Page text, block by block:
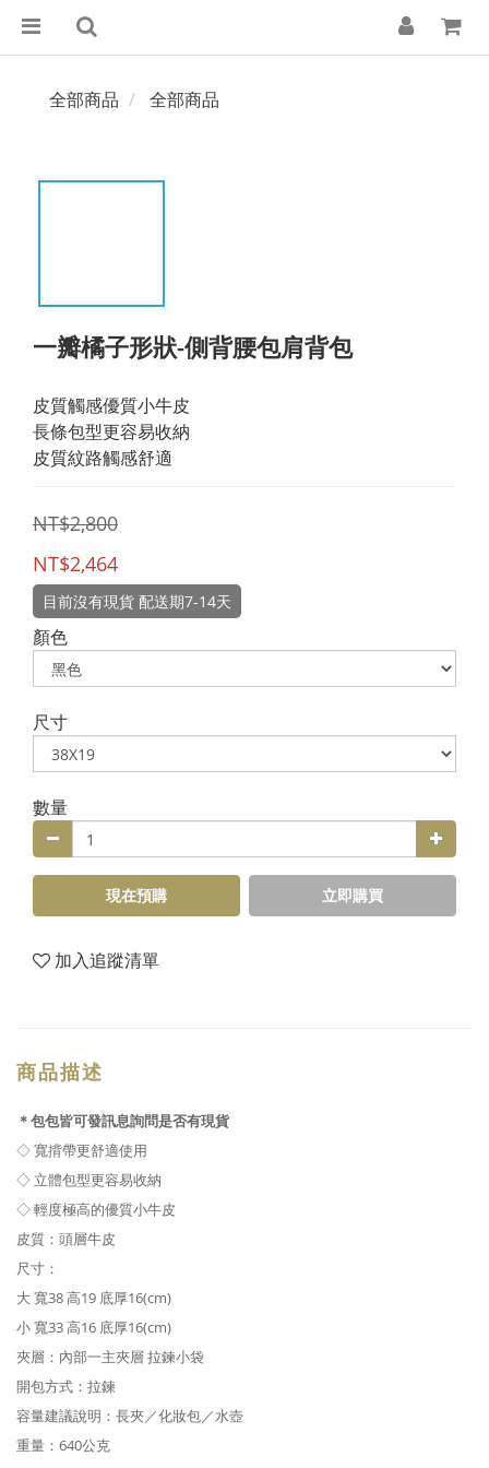
全部商品 全部商品
一瓣橘子形狀-側背腰包肩背包
皮質觸感優質小牛皮
長條包型更容易收納
皮質紋路觸感舒適
NT$2,800
NT$2,464
目前沒有現貨 配送期7-14天
顏色
尺寸
數量
現在預購 立即購買
加入追蹤清單
商品描述
＊包包皆可發訊息詢問是否有現貨
◇ 寬揹帶更舒適使用
◇ 立體包型更容易收納
◇ 輕度極高的優質小牛皮
皮質：頭層牛皮
尺寸 ：
大寬38 高19 底厚16(cm)
小 寬33 高16 底厚16(cm)
夾層：內部一主夾層 拉鍊小袋
開包方式：拉鍊
容量建議說明：長夾／化妝包／水壺
重量：640公克